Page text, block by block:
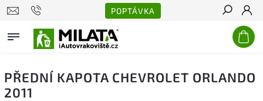
POPTÁVKA
Hledat
PŘEDNÍ KAPOTA CHEVROLET ORLANDO
2011